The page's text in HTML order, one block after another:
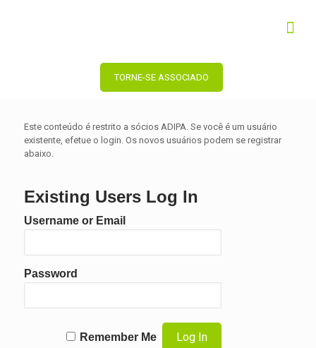
TORNE-SE ASSOCIADO
Este conteúdo é restrito a sócios ADIPA. Se você é um usuário
existente, efetue o login. Os novos usuários podem se registrar
abaixo.
Existing Users Log In
Username or Email
Password
Remember Me